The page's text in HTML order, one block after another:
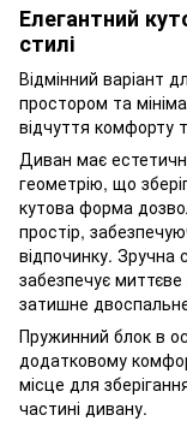
Елегантний
стилі
Відмінний варіант
простором та
відчуття комфорту
Диван має
геометрію, що
кутова форма
простір,
відпочинку. Зручна
забезпечує
затишне
Пружинний блок в
додатковому
місце для
частині дивану.